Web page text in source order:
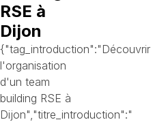
RSE à
Dijon
{"tag_introduction":"Découvrir
l'organisation
d'un team
building RSE à
Dijon","titre_introduction":"